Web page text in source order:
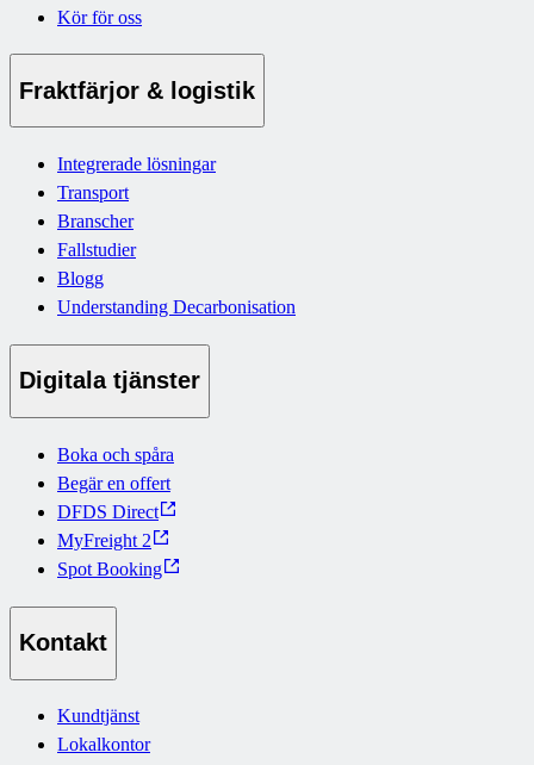
Kör för oss
Fraktfärjor & logistik
Integrerade lösningar
Transport
Branscher
Fallstudier
Blogg
Understanding Decarbonisation
Digitala tjänster
Boka och spåra
Begär en offert
DFDS Direct
MyFreight 2
Spot Booking
Kontakt
Kundtjänst
Lokalkontor